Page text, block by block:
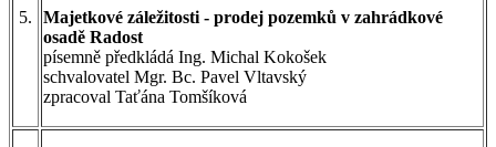
5.
Majetkové záležitosti - prodej pozemků v zahrádkové
osadě Radost
písemně předkládá Ing. Michal Kokošek
schvalovatel Mgr. Bc. Pavel Vltavský
zpracoval Taťána Tomšíková